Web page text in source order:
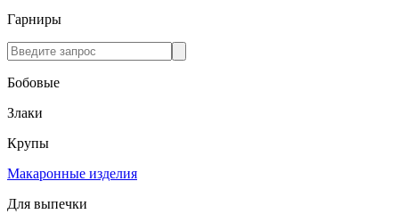
Гарниры
Бобовые
Злаки
Крупы
Макаронные изделия
Для выпечки